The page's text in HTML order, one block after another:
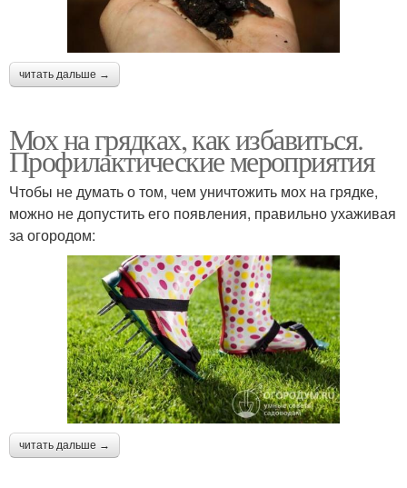
читать дальше →
Мох на грядках, как избавиться.
Профилактические мероприятия
Чтобы не думать о том, чем уничтожить мох на грядке,
можно не допустить его появления, правильно ухаживая
за огородом:
читать дальше →